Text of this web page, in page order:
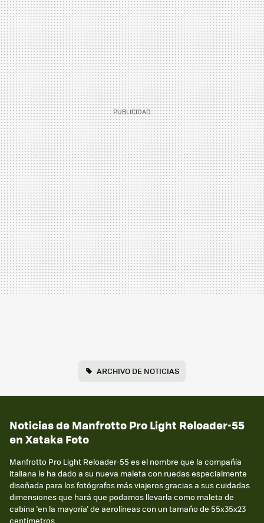
ARCHIVO DE NOTICIAS
Noticias de Manfrotto Pro Light Reloader-55
en Xataka Foto
Manfrotto Pro Light Reloader-55 es el nombre que la compañía
italiana le ha dado a su nueva maleta con ruedas especialmente
diseñada para los fotógrafos más viajeros gracias a sus cuidadas
dimensiones que hará que podamos llevarla como maleta de
cabina 'en la mayoría' de aerolíneas con un tamaño de 55x35x23
centímetros.